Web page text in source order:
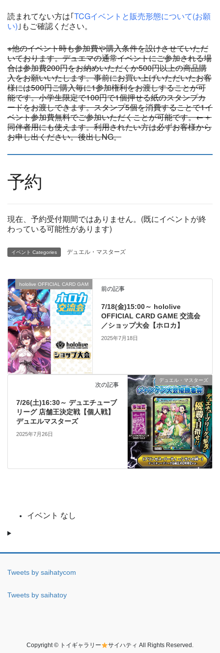
読まれてない方は｢TCGイベントと販売形態について(お願
い) ｣もご確認ください。
※他のイベント時も参加費や購入条件を設けさせていただ
いております。デュエマの通常イベントにご参加される場
合は参加費200円をお納めいただくか500円以上の商品購
入をお願いいたします。事前にお買い上げいただいたお客
様には500円ご購入毎に1参加権利をお渡しすることが可
能です。小学生限定で100円で1個押せる紙のスタンプカ
ードをお渡しできます。スタンプ5個を消費することで1イ
ベント参加費無料でご参加いただくことが可能です。←＋
同伴者用にも使えます。利用されたい方は必ずお客様から
お申し出ください。後出しNG。
予約
現在、予約受付期間ではありません。(既にイベントが終
わっている可能性があります)
イベント Categories デュエル・マスターズ
hololive OFFICIAL CARD GAM
前の記事
7/18(金)15:00～ hololive
OFFICIAL CARD GAME 交流会
／ショップ大会【ホロカ】
2025年7月18日
デュエル・マスターズ
次の記事
7/26(土)16:30～ デュエチューブ
リーグ 店舗王決定戦【個人戦】
デュエルマスターズ
2025年7月26日
イベント なし
Tweets by saihatycom
Tweets by saihatoy
Copyright © トイギャラリー サイハティ All Rights Reserved.